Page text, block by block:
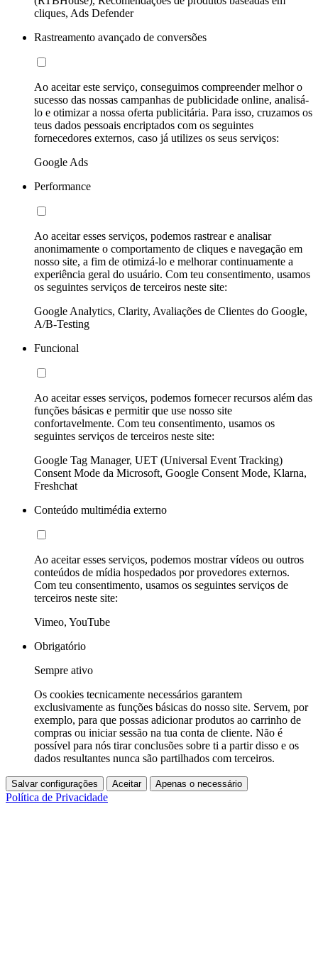
cliques, Ads Defender
Rastreamento avançado de conversões
Ao aceitar este serviço, conseguimos compreender melhor o
sucesso das nossas campanhas de publicidade online, analisá-
lo e otimizar a nossa oferta publicitária. Para isso, cruzamos os
teus dados pessoais encriptados com os seguintes
fornecedores externos, caso já utilizes os seus serviços:
Google Ads
Performance
Ao aceitar esses serviços, podemos rastrear e analisar
anonimamente o comportamento de cliques e navegação em
nosso site, a fim de otimizá-lo e melhorar continuamente a
experiência geral do usuário. Com teu consentimento, usamos
os seguintes serviços de terceiros neste site:
Google Analytics, Clarity, Avaliações de Clientes do Google,
A/B-Testing
Funcional
Ao aceitar esses serviços, podemos fornecer recursos além das
funções básicas e permitir que use nosso site
confortavelmente. Com teu consentimento, usamos os
seguintes serviços de terceiros neste site:
Google Tag Manager, UET (Universal Event Tracking)
Consent Mode da Microsoft, Google Consent Mode, Klarna,
Freshchat
Conteúdo multimédia externo
Ao aceitar esses serviços, podemos mostrar vídeos ou outros
conteúdos de mídia hospedados por provedores externos.
Com teu consentimento, usamos os seguintes serviços de
terceiros neste site:
Vimeo, YouTube
Obrigatório
Sempre ativo
Os cookies tecnicamente necessários garantem
exclusivamente as funções básicas do nosso site. Servem, por
exemplo, para que possas adicionar produtos ao carrinho de
compras ou iniciar sessão na tua conta de cliente. Não é
possível para nós tirar conclusões sobre ti a partir disso e os
dados resultantes nunca são partilhados com terceiros.
Salvar configurações Aceitar Apenas o necessário
Política de Privacidade